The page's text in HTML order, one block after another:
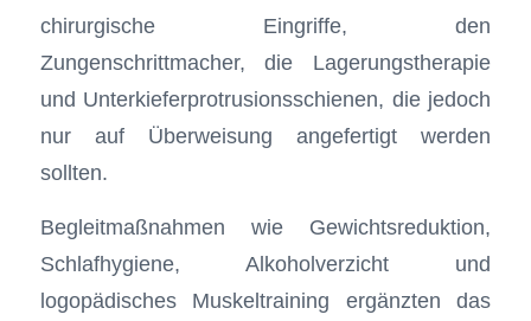
chirurgische Eingriffe, den
Zungenschrittmacher, die Lagerungstherapie
und Unterkieferprotrusionsschienen, die jedoch
nur auf Überweisung angefertigt werden
sollten.
Begleitmaßnahmen wie Gewichtsreduktion,
Schlafhygiene, Alkoholverzicht und
logopädisches Muskeltraining ergänzten das